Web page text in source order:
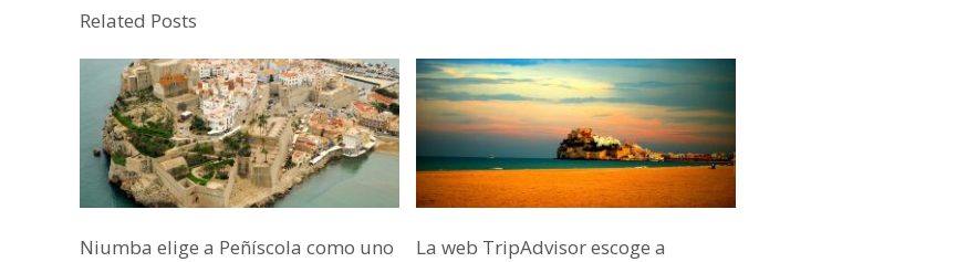
Related Posts
Niumba elige a Peñíscola como uno
La web TripAdvisor escoge a